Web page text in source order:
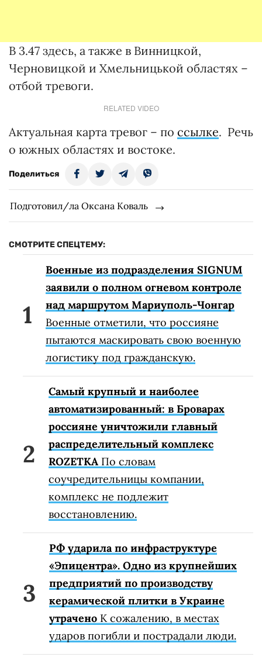
В 3.47 здесь, а также в Винницкой,
Черновицкой и Хмельницькой областях –
отбой тревоги.
RELATED VIDEO
Актуальная карта тревог – по ссылке. Речь
о южных областях и востоке.
Поделиться
Подготовил/ла Оксана Коваль
СМОТРИТЕ СПЕЦТЕМУ:
Военные из подразделения SIGNUM
заявили о полном огневом контроле
над маршрутом Мариуполь-Чонгар
Военные отметили, что россияне
пытаются маскировать свою военную
логистику под гражданскую.
Самый крупный и наиболее
автоматизированный: в Броварах
россияне уничтожили главный
распределительный комплекс
ROZETKA По словам
соучредительницы компании,
комплекс не подлежит
восстановлению.
РФ ударила по инфраструктуре
«Эпицентра». Одно из крупнейших
предприятий по производству
керамической плитки в Украине
утрачено К сожалению, в местах
ударов погибли и пострадали люди.